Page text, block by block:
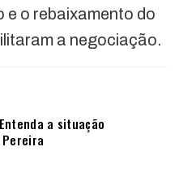
o rebaixamento do
a negociação.
a situação
Pereira